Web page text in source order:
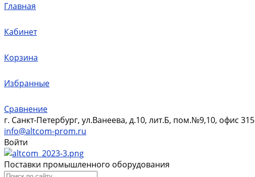
Главная
Кабинет
Корзина
Избранные
Сравнение
г. Санкт-Петербург, ул.Ванеева, д.10, лит.Б, пом.№9,10, офис 315
info@altcom-prom.ru
Войти
Поставки промышленного оборудования